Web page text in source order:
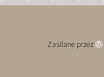
Zasilane przez